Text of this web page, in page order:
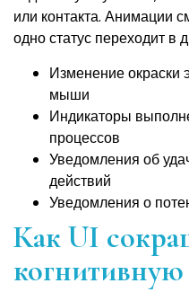
или контакта. Анимации
одно статус переходит в
Изменение окраски
мыши
Индикаторы
процессов
Уведомления об
действий
Уведомления о
Как UI